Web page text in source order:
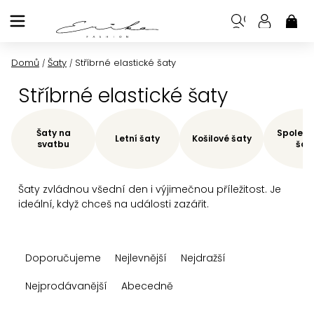
na
Domů / Šaty / Stříbrné elastické šaty
Stříbrné elastické šaty
Šaty zvládnou všední den i výjimečnou příležitost. Je
ideální, když chceš na události zazářit.
Šaty na
svatbu
Letní šaty Košilové šaty
aDoporučujeme Nejlevnější
Nejdražší
Nejprodávanější
Abecedně